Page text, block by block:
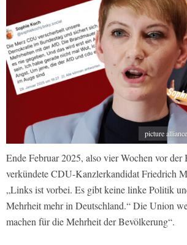
picture
Ende Februar 2025, also vier Wochen vor der
verkündete CDU-Kanzlerkandidat Friedrich
„Links ist vorbei. Es gibt keine linke Politik
Mehrheit mehr in Deutschland.“ Die Union
machen für die Mehrheit der Bevölkerung“.